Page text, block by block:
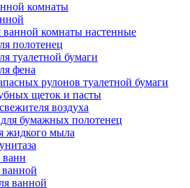
комнаты
комнаты настенные
полотенец
туалетной бумаги
фена
рулонов туалетной бумаги
щеток и пасты
воздуха
бумажных полотенец
жидкого мыла
ванной